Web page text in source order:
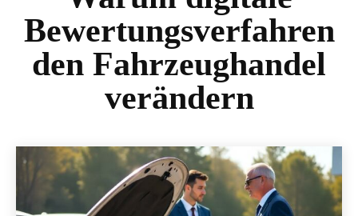
Bewertungsverfahren
den Fahrzeughandel
verändern